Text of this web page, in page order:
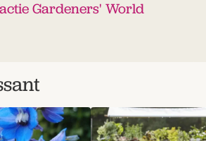
Gardeners' World